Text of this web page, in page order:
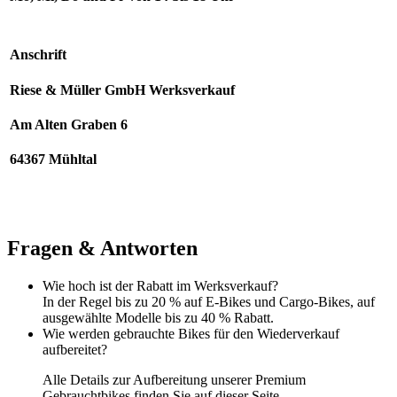
Anschrift
Riese & Müller GmbH Werksverkauf
Am Alten Graben 6
64367 Mühltal
Fragen & Antworten
Wie hoch ist der Rabatt im Werksverkauf?
In der Regel bis zu 20 % auf E-Bikes und Cargo-Bikes, auf
ausgewählte Modelle bis zu 40 % Rabatt.
Wie werden gebrauchte Bikes für den Wiederverkauf
aufbereitet?
Alle Details zur Aufbereitung unserer Premium